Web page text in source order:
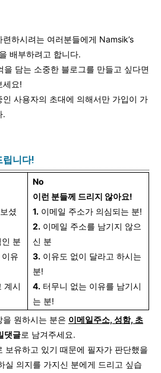
하시려는 여러분들에게 Namsik’s
배부하려고 합니다.
을 담는 소중한 블로그를 만들고 싶다면
세요!
사용자의 초대에 의해서만 가입이 가
.
립니다!
셨
분
유
계시
No
이런 분들께 드리지 않아요!
1. 이메일 주소가 의심되는 분!
2. 이메일 주소를 남기지 않으
신 분
3. 이유도 없이 달라고 하시는
분!
4. 터무니 없는 이유를 남기시
는 분!
원하시는 분은 이메일주소, 성함, 초
댓글로 남겨주세요.
보유하고 있기 때문에 필자가 판단했을
실 의지를 가지신 분에게 드리고 싶습